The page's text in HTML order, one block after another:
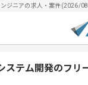
ンジニアの求人・案件(2026/
ステム開発のフリ